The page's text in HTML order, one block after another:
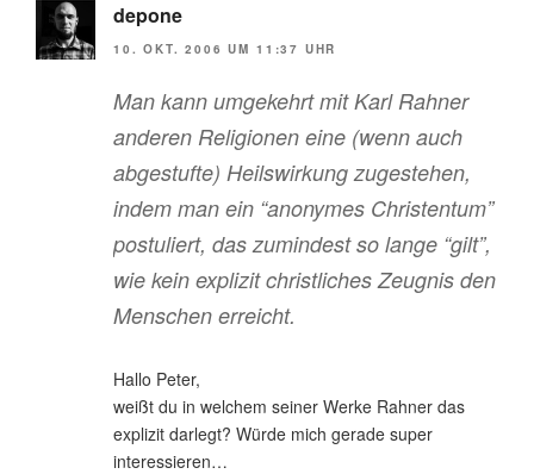
depone
10. OKT. 2006 UM 11:37 UHR
Man kann umgekehrt mit Karl Rahner
anderen Religionen eine (wenn auch
abgestufte) Heilswirkung zugestehen,
indem man ein “anonymes Christentum”
postuliert, das zumindest so lange “gilt”,
wie kein explizit christliches Zeugnis den
Menschen erreicht.
Hallo Peter,
weißt du in welchem seiner Werke Rahner das
explizit darlegt? Würde mich gerade super
interessieren…